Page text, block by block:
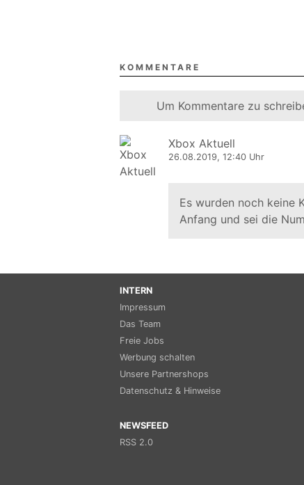
KOMMENTARE
Um Kommentare zu
Xbox Aktuell
26.08.2019, 12:40 Uhr
Es wurden noch keine
Anfang und sei die
INTERN
Impressum
Das Team
Freie Jobs
Werbung schalten
Unsere Partnershops
Datenschutz & Hinweise
NEWSFEED
RSS 2.0